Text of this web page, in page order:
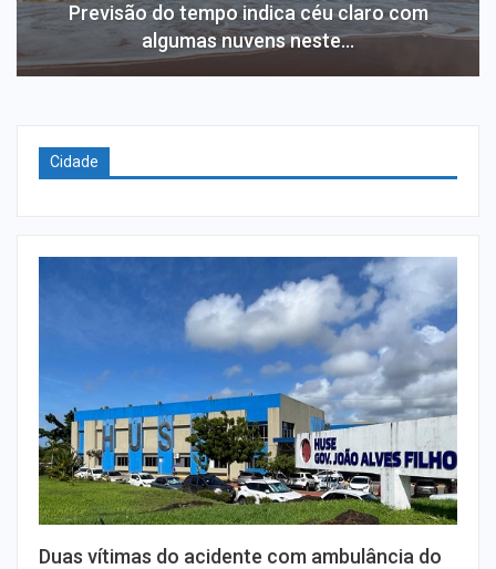
Previsão do tempo indica céu claro com
algumas nuvens neste…
Cidade
Duas vítimas do acidente com ambulância do